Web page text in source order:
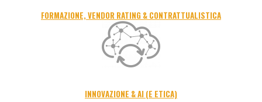
FORMAZIONE, VENDOR RATING & CONTRATTUALISTICA
INNOVAZIONE & AI (E ETICA)